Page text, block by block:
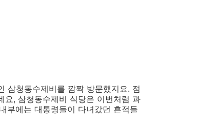
삼청동수제비를 깜짝 방문했지요. 점
요, 삼청동수제비 식당은 이번처럼 과
부에는 대통령들이 다녀갔던 흔적들